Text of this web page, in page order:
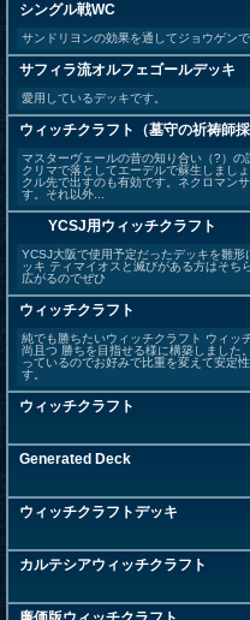
シングル戦WC
サンドリヨンの効果を通してジョウゲン
サフィラ流オルフェゴールデッキ
愛用しているデッキです。
ウィッチクラフト（墓守の祈祷師採
マスターヴェールの昔の知り合い（?）の
クリマで落としてエーデルで蘇生しまし
クル先で出すのも有効です。ネクロマン
す。それ以外...
YCSJ用ウィッチクラフト
YCSJ大阪で使用予定だったデッキを雛
ッキ ティマイオスと滅びがある方はそち
広がるのでぜひ
ウィッチクラフト
純でも勝ちたいウィッチクラフト ウィッ
尚且つ 勝ちを目指せる様に構築しました
っているのでお好みで比重を変えて安定
す。
ウィッチクラフト
Generated Deck
ウィッチクラフトデッキ
カルテシアウィッチクラフト